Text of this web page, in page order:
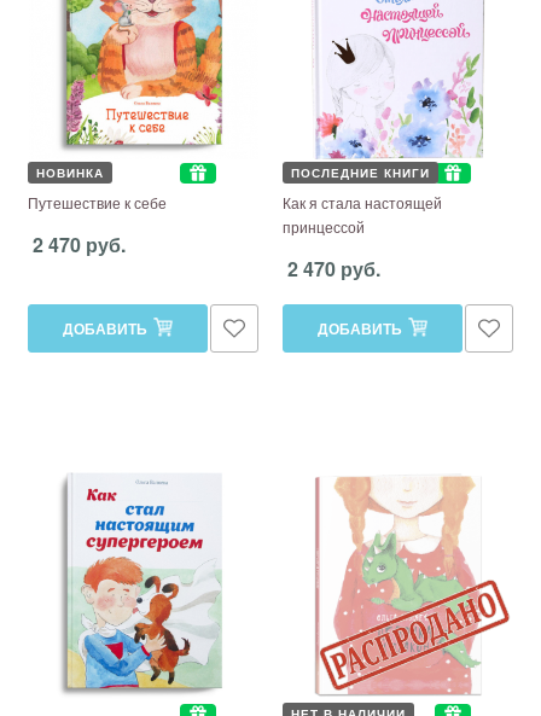
НОВИНКА
Путешествие к себе
2 470 руб.
ДОБАВИТЬ
ПОСЛЕДНИЕ КНИГИ
Как я стала настоящей
принцессой
2 470 руб.
ДОБАВИТЬ